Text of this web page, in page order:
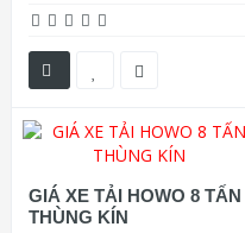
GIÁ XE TẢI HOWO 8 TẤN
THÙNG KÍN